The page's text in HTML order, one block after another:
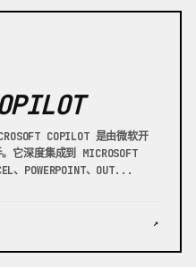
COPILOT 是由微软开
它深度集成到 MICROSOFT
、POWERPOINT、OUT...
↗